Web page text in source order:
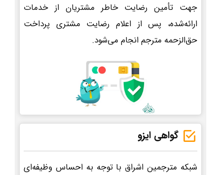
جهت تأمین رضایت خاطر مشتریان از خدمات
ارائه‌شده، پس از اعلام رضایت مشتری پرداخت
حق‌الزحمه مترجم انجام می‌شود.
گواهی ایزو
شبکه مترجمین اشراق با توجه به احساس وظیفه‌ای